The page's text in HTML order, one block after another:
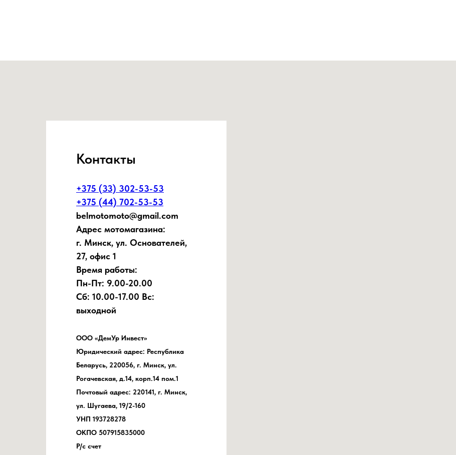
Контакты
+375 (33) 302-53-53
+375 (44) 702-53-53
belmotomoto@gmail.com
Адрес мотомагазина:
г. Минск, ул. Основателей,
27, офис 1
Время работы:
Пн-Пт: 9.00-20.00
Сб: 10.00-17.00 Вс:
выходной
ООО «ДемУр Инвест»
Юридический адрес: Республика
Беларусь, 220056, г. Минск, ул.
Рогачевская, д.14, корп.14 пом.1
Почтовый адрес: 220141, г. Минск,
ул. Шугаева, 19/2-160
УНП 193728278
ОКПО 507915835000
Р/с счет